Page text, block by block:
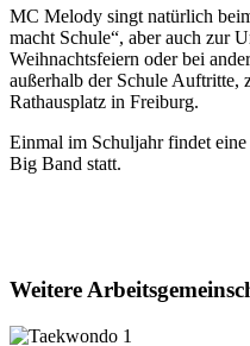
MC Melody singt natürlich
macht Schule“, aber auch zur
Weihnachtsfeiern oder bei
außerhalb der Schule
Rathausplatz in Freiburg.
Einmal im Schuljahr findet
Big Band statt.
Weitere